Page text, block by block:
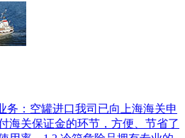
务：空罐进口我司已向上海海关申
海关保证金的环节，方便、节省了